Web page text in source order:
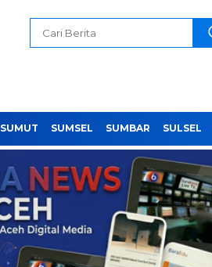
SUMUT SUMSEL SUMBAR SULSEL